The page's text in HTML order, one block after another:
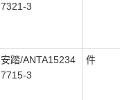
7321-3
安踏/ANTA15234
7715-3
件